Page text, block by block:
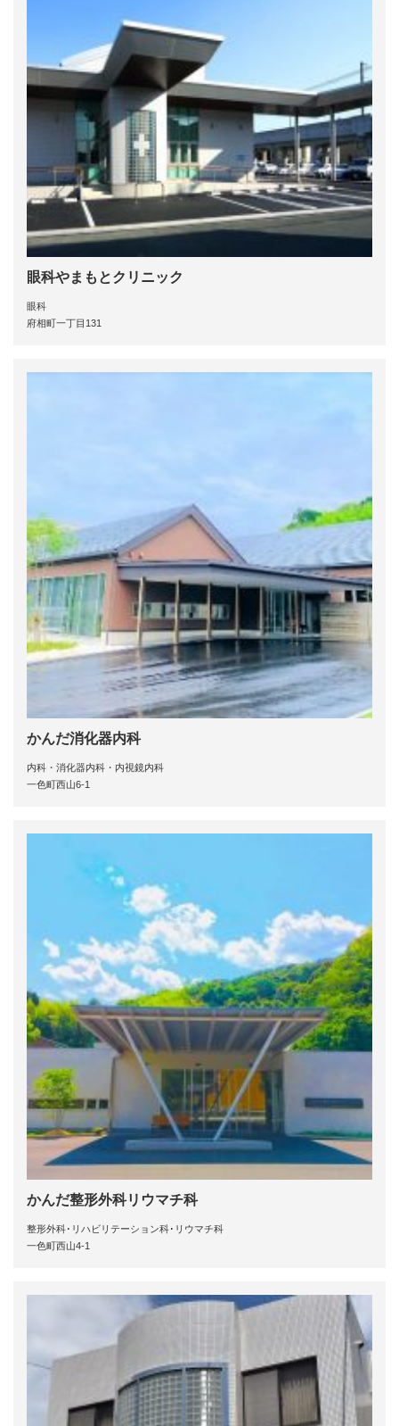
眼科やまもとクリニック
眼科
府相町一丁目131
かんだ消化器内科
内科・消化器内科・内視鏡内科
一色町西山6-1
かんだ整形外科リウマチ科
整形外科･リハビリテーション科･リウマチ科
一色町西山4-1